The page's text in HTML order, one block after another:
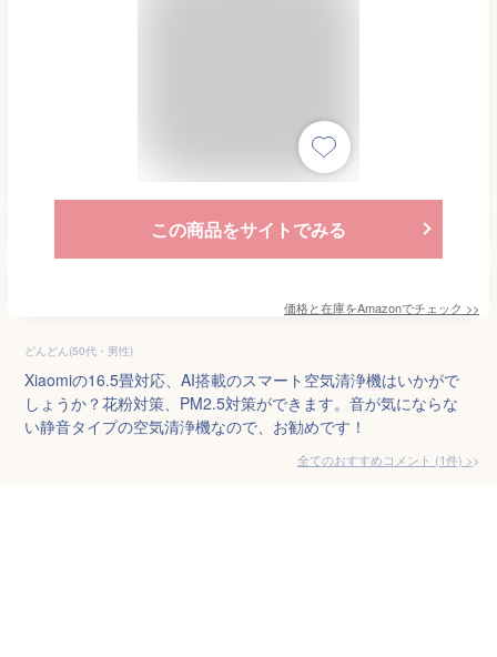
この商品をサイトでみる
価格と在庫をAmazonでチェック >>
どんどん(50代・男性)
Xiaomiの16.5畳対応、AI搭載のスマート空気清浄機はいかがで
しょうか？花粉対策、PM2.5対策ができます。音が気にならな
い静音タイプの空気清浄機なので、お勧めです！
全てのおすすめコメント (1件) >